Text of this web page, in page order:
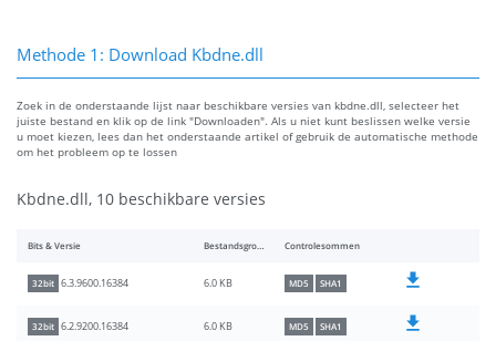
Methode 1: Download Kbdne.dll
Zoek in de onderstaande lijst naar beschikbare versies van kbdne.dll, selecteer het
juiste bestand en klik op de link "Downloaden". Als u niet kunt beslissen welke versie
u moet kiezen, lees dan het onderstaande artikel of gebruik de automatische methode
om het probleem op te lossen
Kbdne.dll, 10 beschikbare versies
Bits & Versie Bestandsgrootte Controlesommen
32bit 6.3.9600.16384 6.0 KB MD5 SHA1
32bit 6.2.9200.16384 6.0 KB MD5 SHA1